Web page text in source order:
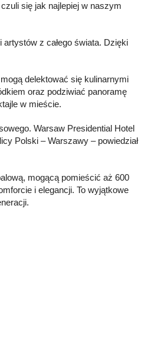
się jak najlepiej w naszym
z całego świata. Dzięki
delektować się kulinarnymi
oraz podziwiać panoramę
w mieście.
Warsaw Presidential Hotel
Polski – Warszawy – powiedział
mogącą pomieścić aż 600
i elegancji. To wyjątkowe